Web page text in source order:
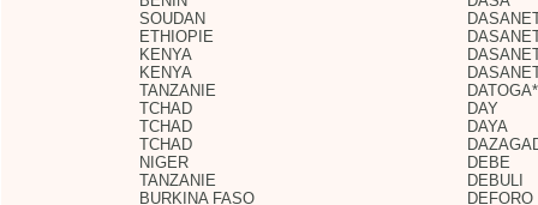
SOUDAN
ETHIOPIE
KENYA
KENYA
TANZANIE
DATOGA*
TCHAD
DAY
TCHAD
DAYA
TCHAD
NIGER
DEBE
TANZANIE
DEBULI
BURKINA FASO
DEFORO